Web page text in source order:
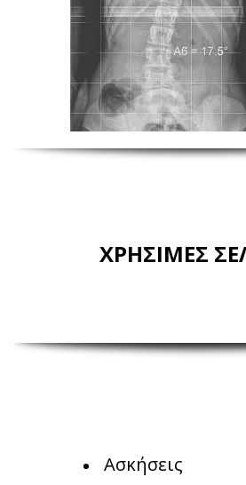
ΧΡΗΣΙΜΕΣ
Ασκήσεις